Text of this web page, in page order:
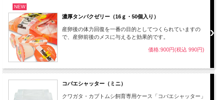
NEW
濃厚タンパクゼリー（16ｇ・50個入り）
産卵後の体力回復を一番の目的としてつくられていますの
で、産卵前後のメスに与えると効果的です。
価格:900円(税込 990円)
コバエシャッター（ミニ）
クワガタ・カブトムシ飼育専用ケース「コバエシャッター」